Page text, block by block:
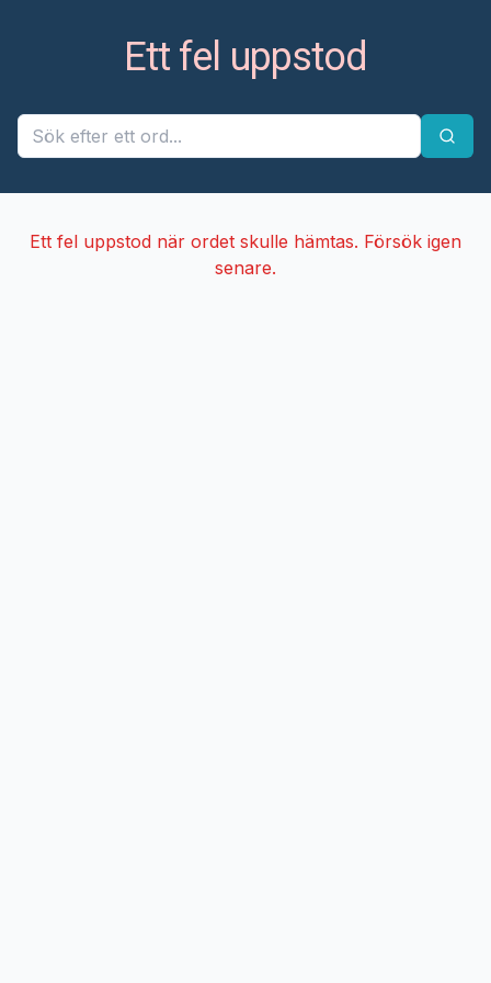
Ett fel uppstod
Ett fel uppstod när ordet skulle hämtas. Försök igen
senare.